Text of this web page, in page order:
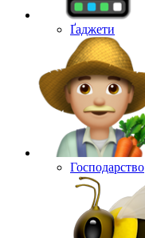
Ґаджети
Господарство